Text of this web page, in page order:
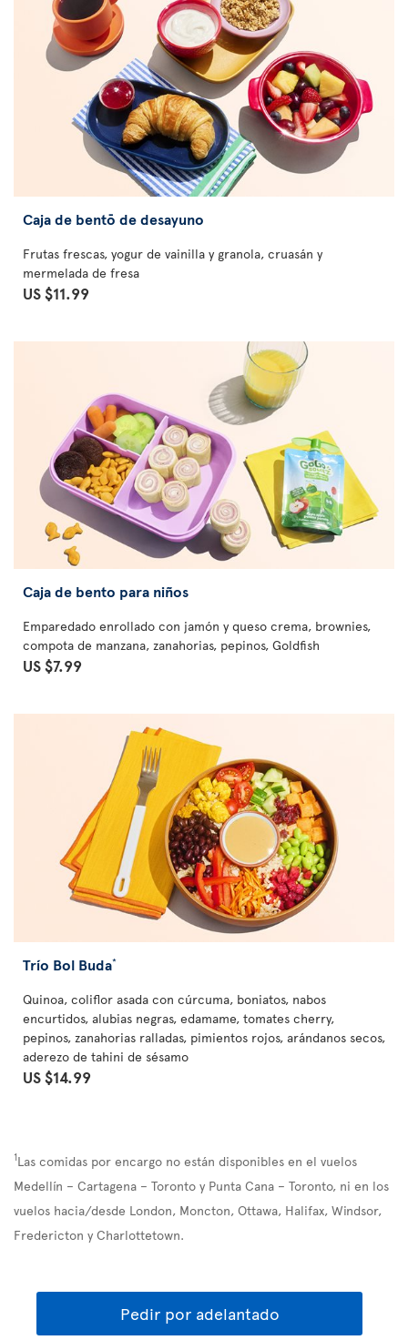
Caja de bentō de desayuno
Frutas frescas, yogur de vainilla y granola, cruasán y
mermelada de fresa
US $11.99
Caja de bento para niños
Emparedado enrollado con jamón y queso crema, brownies,
compota de manzana, zanahorias, pepinos, Goldfish
US $7.99
Trío Bol Buda*
Quinoa, coliflor asada con cúrcuma, boniatos, nabos
encurtidos, alubias negras, edamame, tomates cherry,
pepinos, zanahorias ralladas, pimientos rojos, arándanos secos,
aderezo de tahini de sésamo
US $14.99
1Las comidas por encargo no están disponibles en el vuelos
Medellín – Cartagena – Toronto y Punta Cana – Toronto, ni en los
vuelos hacia/desde London, Moncton, Ottawa, Halifax, Windsor,
Fredericton y Charlottetown.
Pedir por adelantado